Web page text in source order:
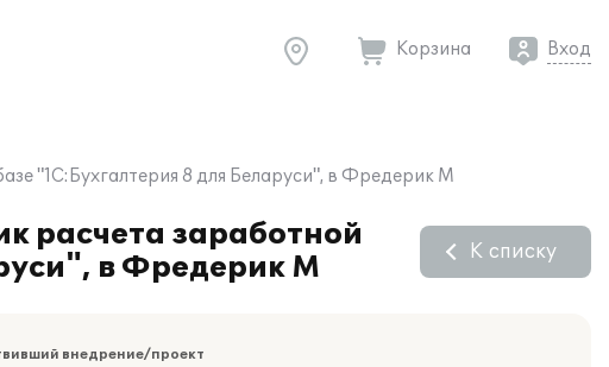
Корзина Вход
"1С:Бухгалтерия 8 для Беларуси", в Фредерик М
расчета заработной
в Фредерик М
К списку
внедрение/проект